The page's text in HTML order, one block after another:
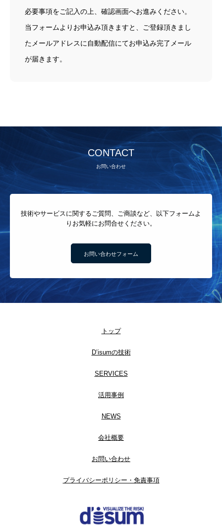
必要事項をご記入の上、確認画面へお進みください。
当フォームよりお申込み頂きますと、ご登録頂きまし
たメールアドレスに自動配信にてお申込み完了メール
が届きます。
CONTACT
お問い合わせ
技術やサービスに関するご質問、ご商談など、以下フォームよ
りお気軽にお問合せください。
お問い合わせフォーム
トップ
D’isumの技術
SERVICES
活用事例
NEWS
会社概要
お問い合わせ
プライバシーポリシー・免責事項